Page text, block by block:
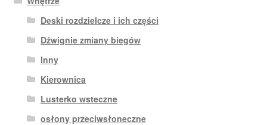
Deski rozdzielcze i ich części
Dźwignie zmiany biegów
Inny
Kierownica
Lusterko wsteczne
osłony przeciwsłoneczne